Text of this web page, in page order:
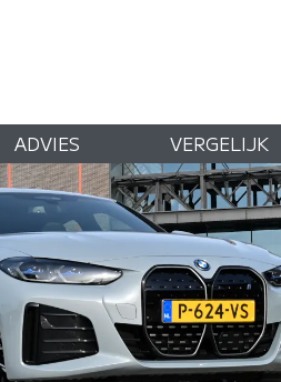
ADVIES VERGELIJK